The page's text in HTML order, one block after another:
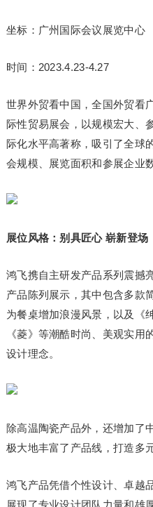
坐标：广州国际会议展览中心
时间：2023.4.23-4.27
世界外贸看中国，全国外贸看
际性贸易展会，以规模宏大、
际化水平高著称，吸引了全球
会规模、展览面积和参展企业
展位风格：别具匠心 崭新登场
鸿飞携自主研发产品系列震撼
产品陈列展示，其中包含多款
为餐桌增加浪漫风景，以及《
《菱》等潮酷时尚、美观实用
设计理念。
除高温陶瓷产品外，还增加了
极大地丰富了产品线，打造多
鸿飞产品凭借个性设计、卓越
展现了专业设计团队力量和雄